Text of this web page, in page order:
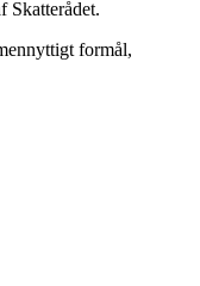
Skatterådet.
formål,